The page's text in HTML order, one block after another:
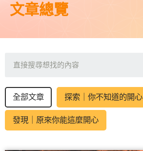
文章總覽
全部文章 探索｜你不知道的開心
發現｜原來你能這麼開心